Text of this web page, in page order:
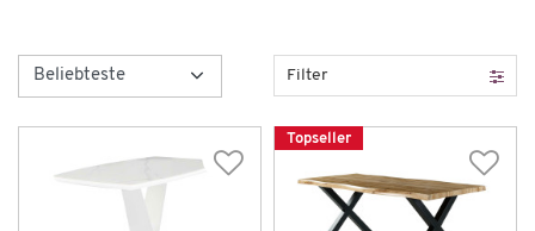
Filter
Topseller